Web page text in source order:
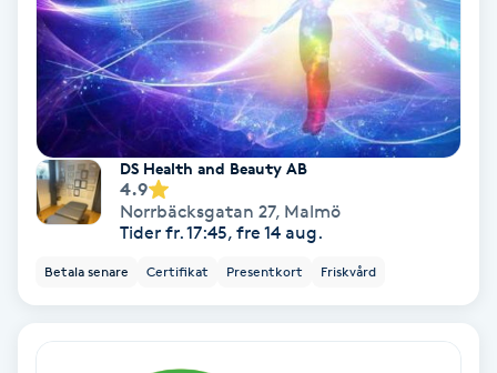
Fotmassage
Fotsvamp
Fotvård
Fransar
Fransborttagning
Fransfärgning
DS Health and Beauty AB
4.9
Norrbäcksgatan 27, Malmö
Tider fr. 17:45, fre 14 aug.
Betala senare Certifikat Presentkort Friskvård